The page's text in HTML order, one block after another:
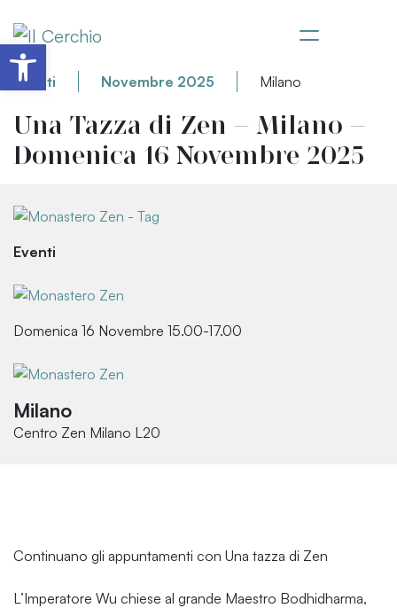
Eventi Novembre 2025 Milano
Una Tazza di Zen – Milano –
Domenica 16 Novembre 2025
Eventi
Domenica 16 Novembre 15.00-17.00
Milano
Centro Zen Milano L20
Continuano gli appuntamenti con Una tazza di Zen
L’Imperatore Wu chiese al grande Maestro Bodhidharma,
Apri la barra degli strumenti